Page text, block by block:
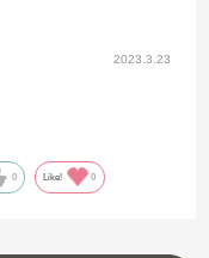
2023.3.23
0 Like! 0